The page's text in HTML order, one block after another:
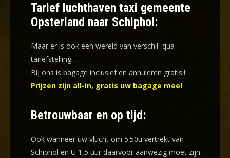
Tarief luchthaven taxi gemeente
Opsterland naar Schiphol:
Maar er is ook een wereld van verschil qua
tariefstelling……
Bij ons is bagage inclusief en annuleren gratis!!
Prijzen zijn all-in, gratis uw bagage mee!
Betrouwbaar en op tijd:
Ook wanneer uw vlucht om 5.50u vertrekt van
Schiphol en U 1,5 uur daarvoor aanwezig moet zijn…